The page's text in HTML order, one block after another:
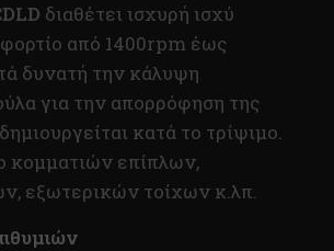
διαθέτει ισχυρή ισχύ
από 1400rpm έως
δυνατή την κάλυψη
για την απορρόφηση της
κατά το τρίψιμο.
κομματιών επίπλων,
εξωτερικών τοίχων κ.λπ.